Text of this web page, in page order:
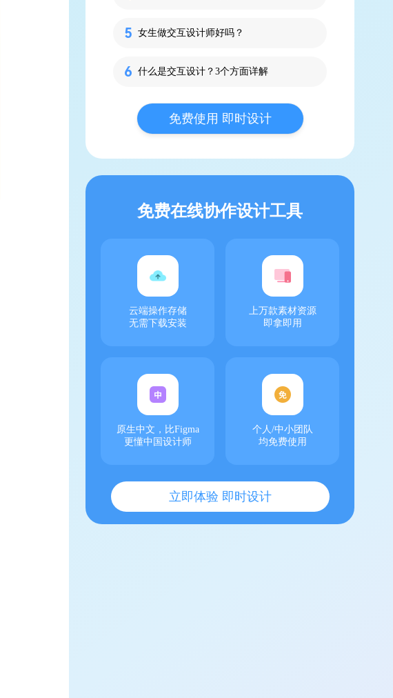
女生做交互设计师好吗？
什么是交互设计？3个方面详解
免费使用 即时设计
免费在线协作设计工具
云端操作存储
无需下载安装
上万款素材资源
即拿即用
原生中文，比Figma
更懂中国设计师
个人/中小团队
均免费使用
立即体验 即时设计